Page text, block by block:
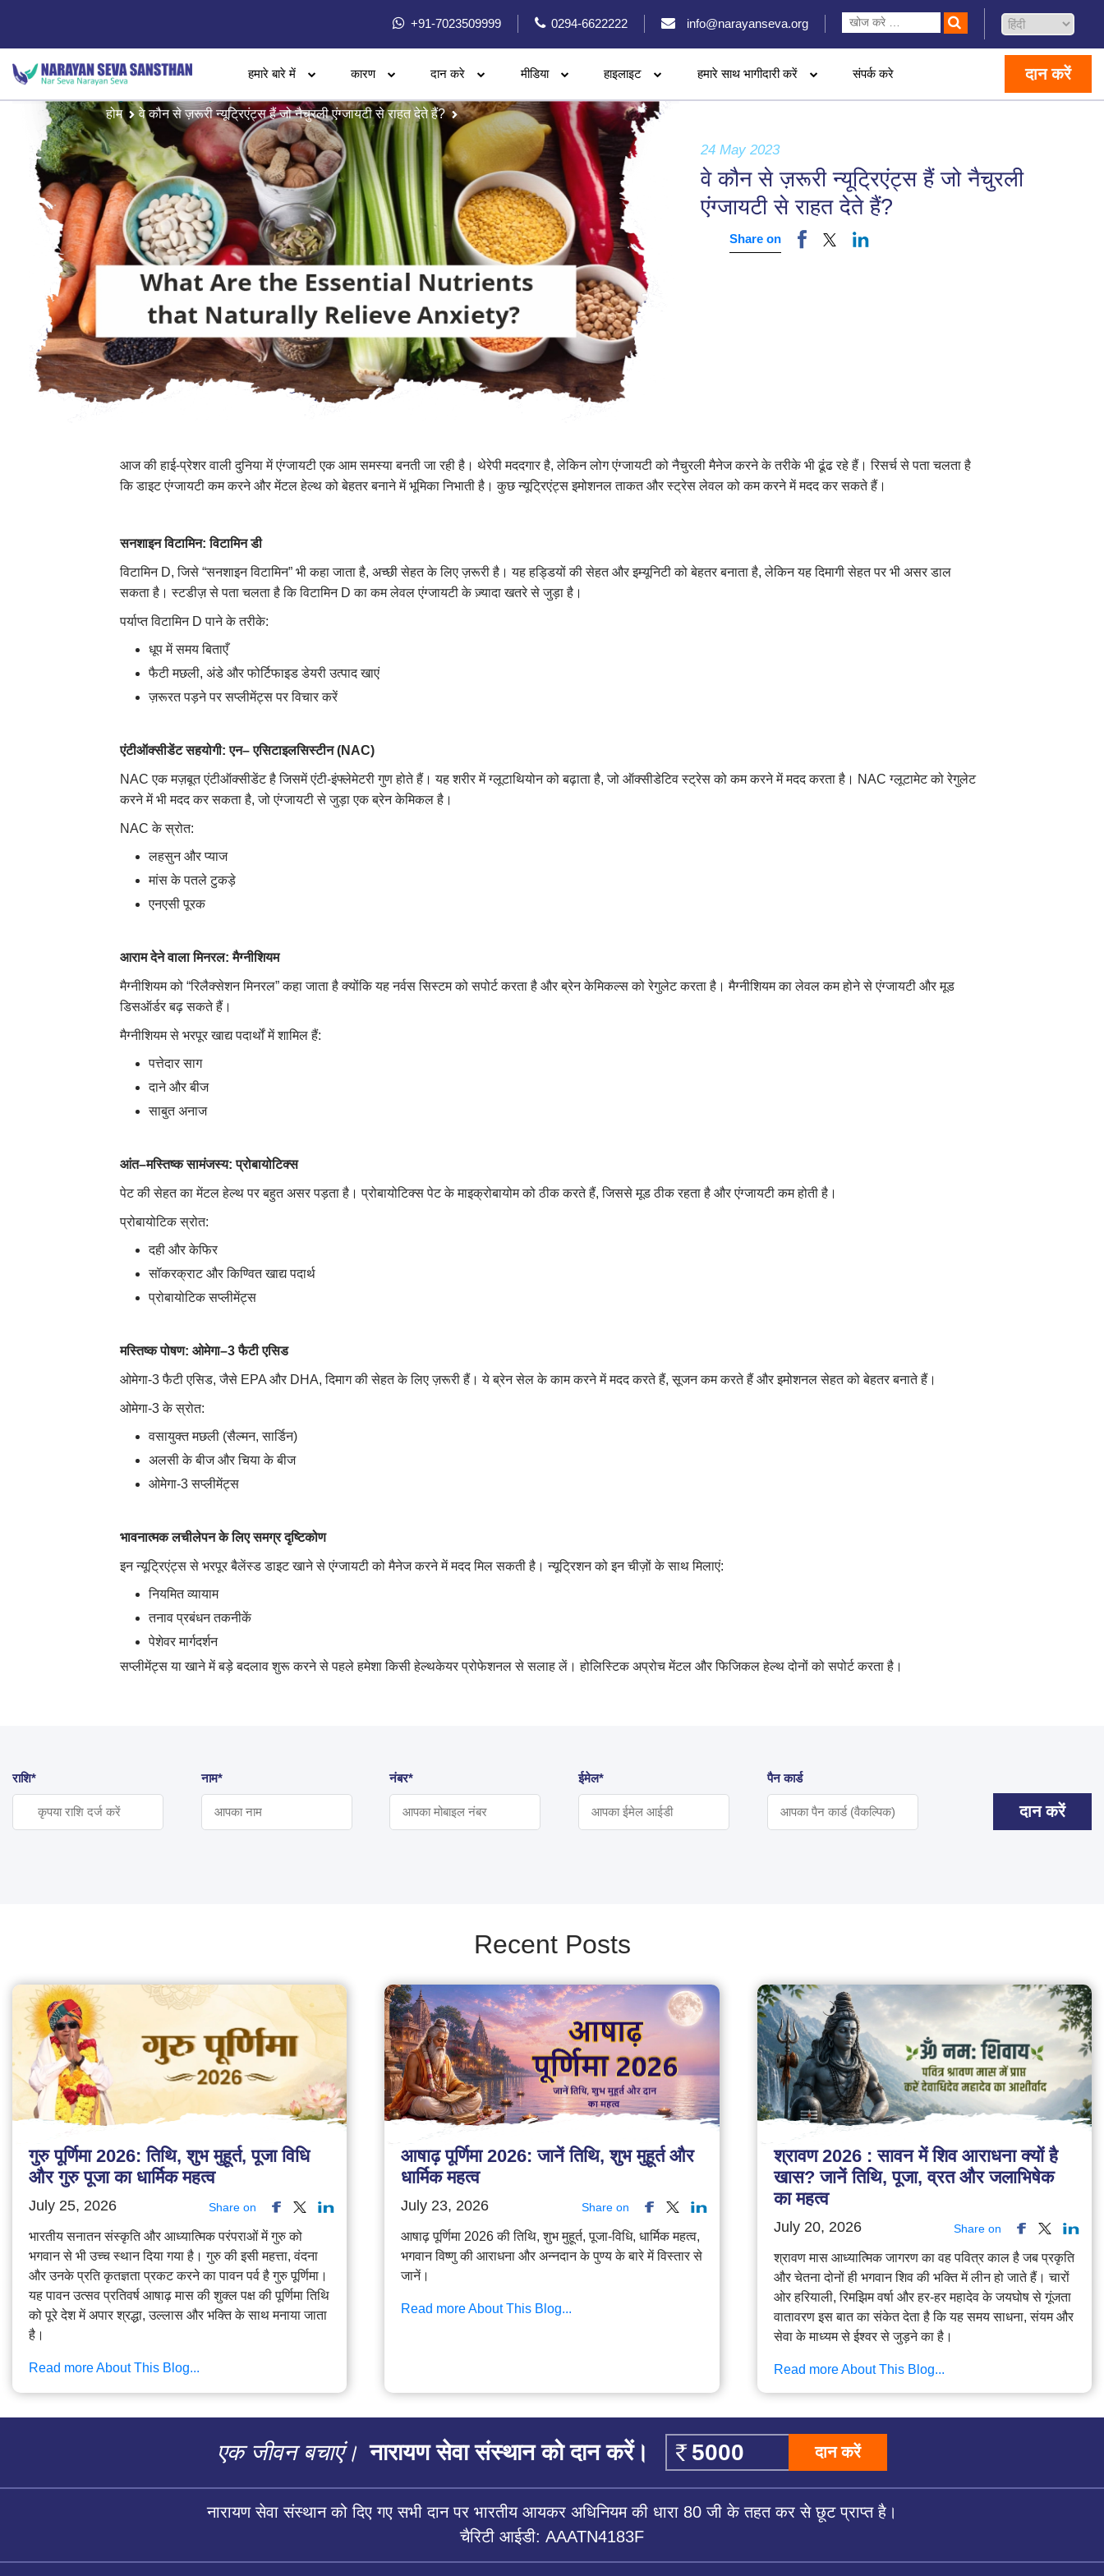
+91-7023509999 0294-6622222 info@narayanseva.org
हमारे बारे में कारण दान करे मीडिया हाइलाइट हमारे साथ भागीदारी करें संपर्क करे दान करें
होम वे कौन से ज़रूरी न्यूट्रिएंट्स हैं जो नैचुरली एंग्जायटी से राहत देते हैं?
24 May 2023
वे कौन से ज़रूरी न्यूट्रिएंट्स हैं जो नैचुरली
एंग्जायटी से राहत देते हैं?
Share on
आज की हाई-प्रेशर वाली दुनिया में एंग्जायटी एक आम समस्या बनती जा रही है। थेरेपी मददगार है, लेकिन लोग एंग्जायटी को नैचुरली मैनेज करने के तरीके भी ढूंढ रहे हैं। रिसर्च से पता चलता है
कि डाइट एंग्जायटी कम करने और मेंटल हेल्थ को बेहतर बनाने में भूमिका निभाती है। कुछ न्यूट्रिएंट्स इमोशनल ताकत और स्ट्रेस लेवल को कम करने में मदद कर सकते हैं।
सनशाइन विटामिन:विटामिन डी
विटामिन D, जिसे “सनशाइन विटामिन” भी कहा जाता है, अच्छी सेहत के लिए ज़रूरी है। यह हड्डियों की सेहत और इम्यूनिटी को बेहतर बनाता है, लेकिन यह दिमागी सेहत पर भी असर डाल
सकता है। स्टडीज़ से पता चलता है कि विटामिन D का कम लेवल एंग्जायटी के ज़्यादा खतरे से जुड़ा है।
पर्याप्त विटामिन D पाने के तरीके:
धूप में समय बिताएँ
फैटी मछली, अंडे और फोर्टिफाइड डेयरी उत्पाद खाएं
ज़रूरत पड़ने पर सप्लीमेंट्स पर विचार करें
एंटीऑक्सीडेंट सहयोगी:एन–एसिटाइलसिस्टीन(NAC)
NAC एक मज़बूत एंटीऑक्सीडेंट है जिसमें एंटी-इंफ्लेमेटरी गुण होते हैं। यह शरीर में ग्लूटाथियोन को बढ़ाता है, जो ऑक्सीडेटिव स्ट्रेस को कम करने में मदद करता है। NAC ग्लूटामेट को रेगुलेट
करने में भी मदद कर सकता है, जो एंग्जायटी से जुड़ा एक ब्रेन केमिकल है।
NAC के स्रोत:
लहसुन और प्याज
मांस के पतले टुकड़े
एनएसी पूरक
आराम देने वाला मिनरल:मैग्नीशियम
मैग्नीशियम को “रिलैक्सेशन मिनरल” कहा जाता है क्योंकि यह नर्वस सिस्टम को सपोर्ट करता है और ब्रेन केमिकल्स को रेगुलेट करता है। मैग्नीशियम का लेवल कम होने से एंग्जायटी और मूड
डिसऑर्डर बढ़ सकते हैं।
मैग्नीशियम से भरपूर खाद्य पदार्थों में शामिल हैं:
पत्तेदार साग
दाने और बीज
साबुत अनाज
आंत–मस्तिष्क सामंजस्य:प्रोबायोटिक्स
पेट की सेहत का मेंटल हेल्थ पर बहुत असर पड़ता है। प्रोबायोटिक्स पेट के माइक्रोबायोम को ठीक करते हैं, जिससे मूड ठीक रहता है और एंग्जायटी कम होती है।
प्रोबायोटिक स्रोत:
दही और केफिर
सॉकरक्राट और किण्वित खाद्य पदार्थ
प्रोबायोटिक सप्लीमेंट्स
मस्तिष्क पोषण:ओमेगा–3फैटी एसिड
ओमेगा-3 फैटी एसिड, जैसे EPA और DHA, दिमाग की सेहत के लिए ज़रूरी हैं। ये ब्रेन सेल के काम करने में मदद करते हैं, सूजन कम करते हैं और इमोशनल सेहत को बेहतर बनाते हैं।
ओमेगा-3 के स्रोत:
वसायुक्त मछली (सैल्मन, सार्डिन)
अलसी के बीज और चिया के बीज
ओमेगा-3 सप्लीमेंट्स
भावनात्मक लचीलेपन के लिए समग्र दृष्टिकोण
इन न्यूट्रिएंट्स से भरपूर बैलेंस्ड डाइट खाने से एंग्जायटी को मैनेज करने में मदद मिल सकती है। न्यूट्रिशन को इन चीज़ों के साथ मिलाएं:
नियमित व्यायाम
तनाव प्रबंधन तकनीकें
पेशेवर मार्गदर्शन
सप्लीमेंट्स या खाने में बड़े बदलाव शुरू करने से पहले हमेशा किसी हेल्थकेयर प्रोफेशनल से सलाह लें। होलिस्टिक अप्रोच मेंटल और फिजिकल हेल्थ दोनों को सपोर्ट करता है।
राशि* नाम* नंबर* ईमेल* पैन कार्ड
दान करें
Recent Posts
गुरु पूर्णिमा 2026: तिथि, शुभ मुहूर्त, पूजा विधि
और गुरु पूजा का धार्मिक महत्व
July 25, 2026 Share on
भारतीय सनातन संस्कृति और आध्यात्मिक परंपराओं में गुरु को
भगवान से भी उच्च स्थान दिया गया है। गुरु की इसी महत्ता, वंदना
और उनके प्रति कृतज्ञता प्रकट करने का पावन पर्व है गुरु पूर्णिमा।
यह पावन उत्सव प्रतिवर्ष आषाढ़ मास की शुक्ल पक्ष की पूर्णिमा तिथि
को पूरे देश में अपार श्रद्धा, उल्लास और भक्ति के साथ मनाया जाता
है।
Read more About This Blog...
आषाढ़ पूर्णिमा 2026: जानें तिथि, शुभ मुहूर्त और
धार्मिक महत्व
July 23, 2026 Share on
आषाढ़ पूर्णिमा 2026 की तिथि, शुभ मुहूर्त, पूजा-विधि, धार्मिक महत्व,
भगवान विष्णु की आराधना और अन्नदान के पुण्य के बारे में विस्तार से
जानें।
Read more About This Blog...
श्रावण 2026 : सावन में शिव आराधना क्यों है
खास? जानें तिथि, पूजा, व्रत और जलाभिषेक
का महत्व
July 20, 2026 Share on
श्रावण मास आध्यात्मिक जागरण का वह पवित्र काल है जब प्रकृति
और चेतना दोनों ही भगवान शिव की भक्ति में लीन हो जाते हैं। चारों
ओर हरियाली, रिमझिम वर्षा और हर-हर महादेव के जयघोष से गूंजता
वातावरण इस बात का संकेत देता है कि यह समय साधना, संयम और
सेवा के माध्यम से ईश्वर से जुड़ने का है।
Read more About This Blog...
एक जीवन बचाएं। नारायण सेवा संस्थान को दान करें। दान करें
नारायण सेवा संस्थान को दिए गए सभी दान पर भारतीय आयकर अधिनियम की धारा 80 जी के तहत कर से छूट प्राप्त है।
चैरिटी आईडी: AAATN4183F